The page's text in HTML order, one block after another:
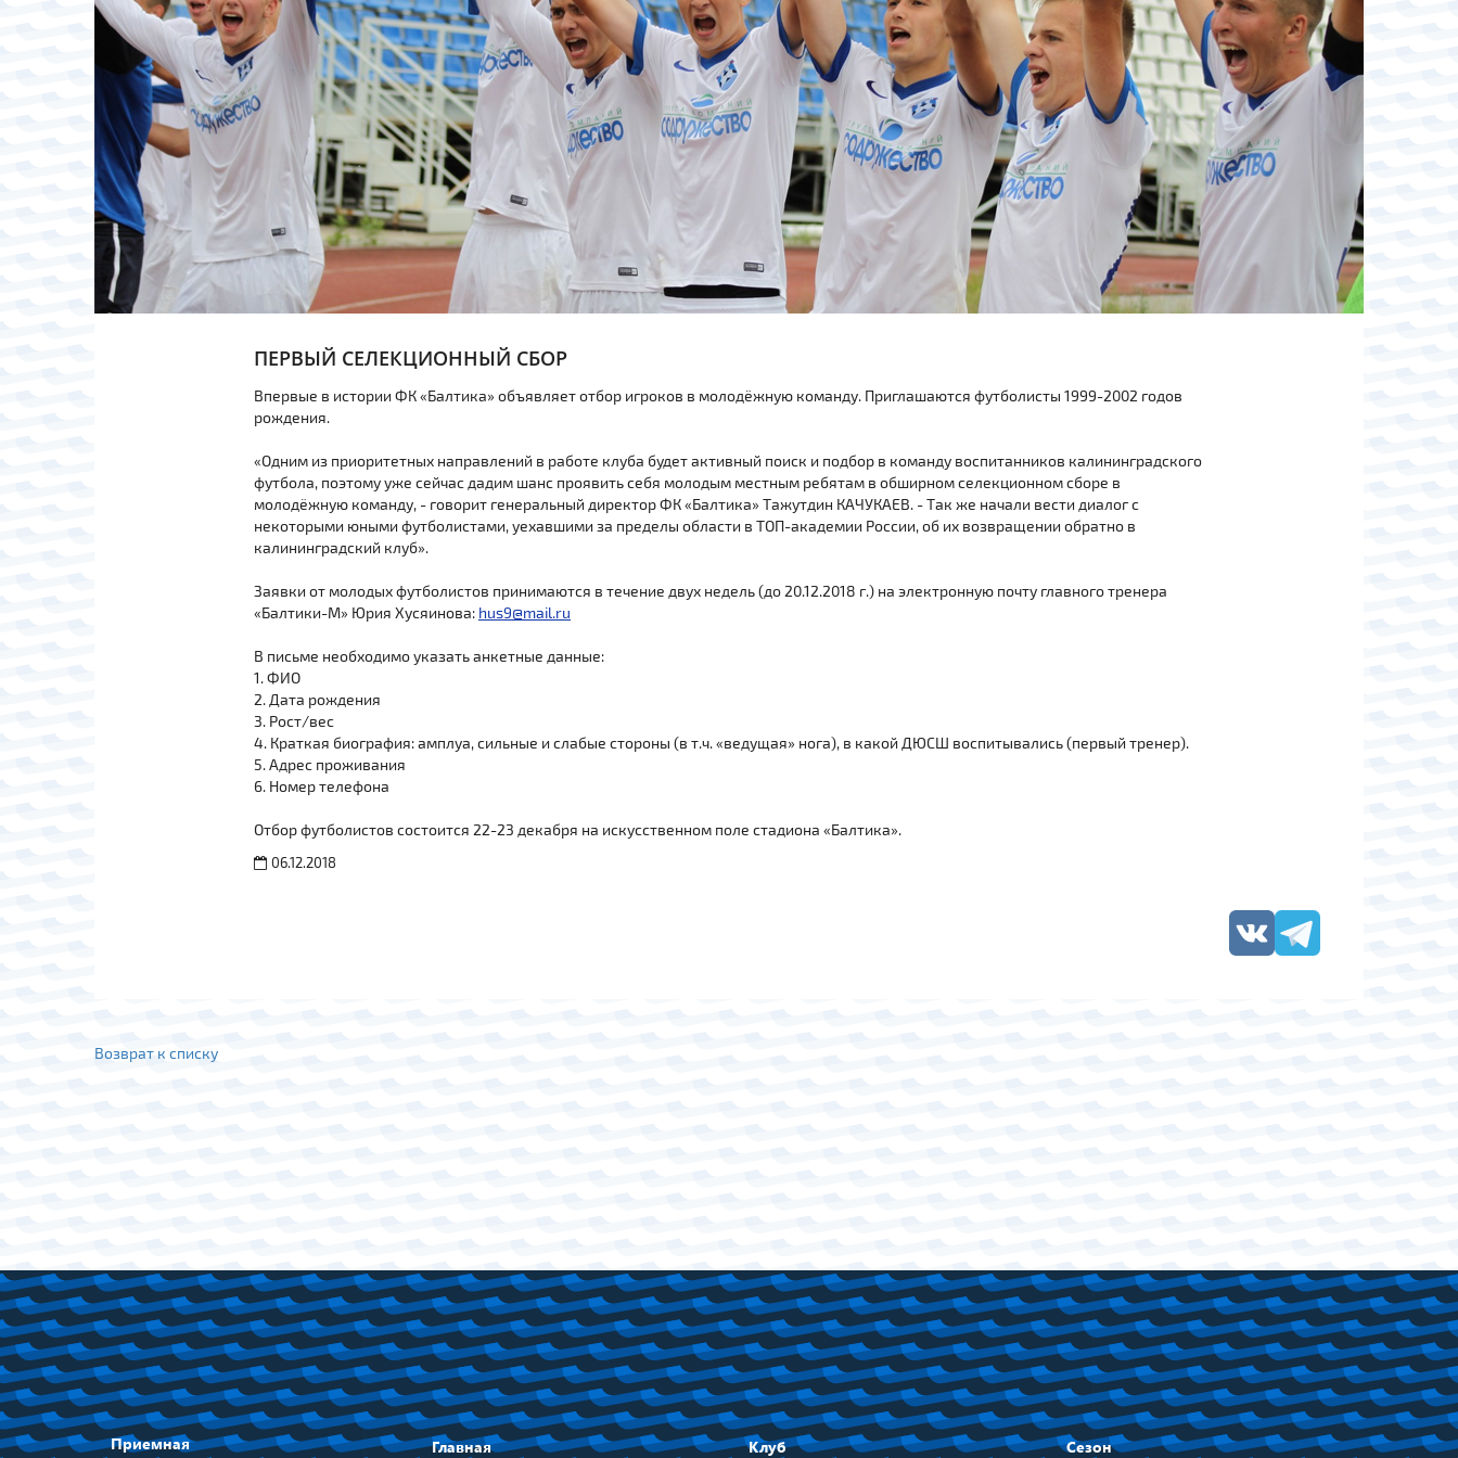
ПЕРВЫЙ СЕЛЕКЦИОННЫЙ СБОР
Впервые в истории ФК «Балтика» объявляет отбор игроков в молодёжную команду. Приглашаются футболисты 1999-2002 годов
рождения.
«Одним из приоритетных направлений в работе клуба будет активный поиск и подбор в команду воспитанников калининградского
футбола, поэтому уже сейчас дадим шанс проявить себя молодым местным ребятам в обширном селекционном сборе в
молодёжную команду, - говорит генеральный директор ФК «Балтика» Тажутдин КАЧУКАЕВ. - Так же начали вести диалог с
некоторыми юными футболистами, уехавшими за пределы области в ТОП-академии России, об их возвращении обратно в
калининградский клуб».
Заявки от молодых футболистов принимаются в течение двух недель (до 20.12.2018 г.) на электронную почту главного тренера
«Балтики-М» Юрия Хусяинова: hus9@mail.ru
В письме необходимо указать анкетные данные:
1. ФИО
2. Дата рождения
3. Рост/вес
4. Краткая биография: амплуа, сильные и слабые стороны (в т.ч. «ведущая» нога), в какой ДЮСШ воспитывались (первый тренер).
5. Адрес проживания
6. Номер телефона
Отбор футболистов состоится 22-23 декабря на искусственном поле стадиона «Балтика».
06.12.2018
Возврат к списку
Приемная
Главная Клуб Сезон